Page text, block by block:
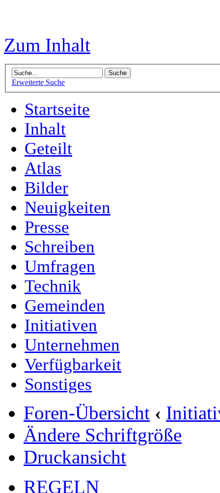
Zum Inhalt
Erweiterte Suche
Startseite
Inhalt
Geteilt
Atlas
Bilder
Neuigkeiten
Presse
Schreiben
Umfragen
Technik
Gemeinden
Initiativen
Unternehmen
Verfügbarkeit
Sonstiges
Foren-Übersicht ‹
Ändere Schriftgröße
Druckansicht
REGELN